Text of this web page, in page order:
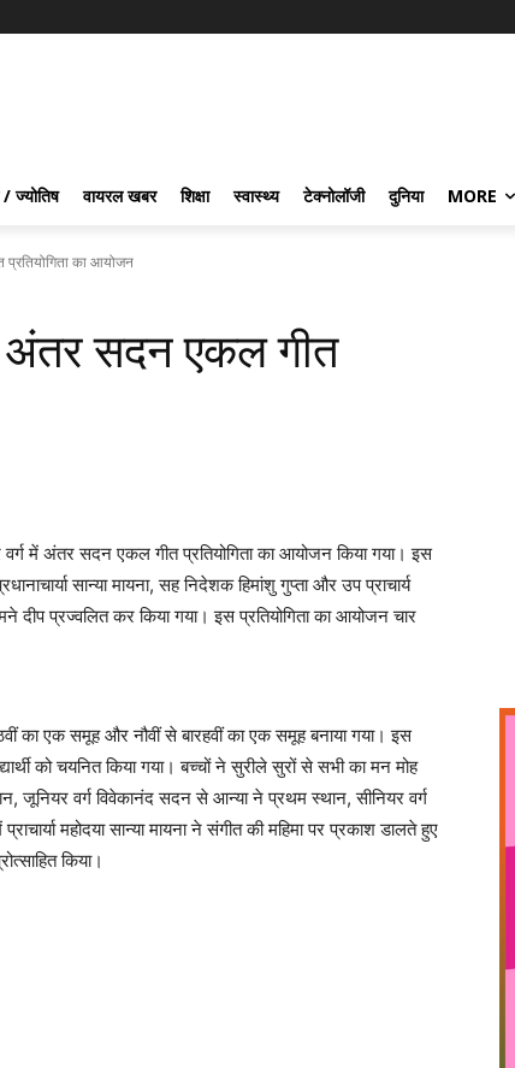
/ ज्योतिष वायरल खबर शिक्षा स्वास्थ्य टेक्नोलॉजी दुनिया MORE
का आयोजन
अंतर सदन एकल गीत
में अंतर सदन एकल गीत प्रतियोगिता का आयोजन किया गया। इस
सान्या मायना, सह निदेशक हिमांशु गुप्ता और उप प्राचार्य
प्रज्वलित कर किया गया। इस प्रतियोगिता का आयोजन चार
का एक समूह और नौवीं से बारहवीं का एक समूह बनाया गया। इस
को चयनित किया गया। बच्चों ने सुरीले सुरों से सभी का मन मोह
जूनियर वर्ग विवेकानंद सदन से आन्या ने प्रथम स्थान, सीनियर वर्ग
महोदया सान्या मायना ने संगीत की महिमा पर प्रकाश डालते हुए
किया।